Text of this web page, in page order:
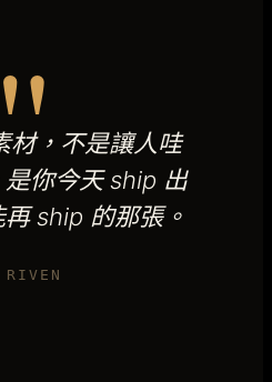
材，不是讓人哇
你今天 ship 出
ship 的那張。